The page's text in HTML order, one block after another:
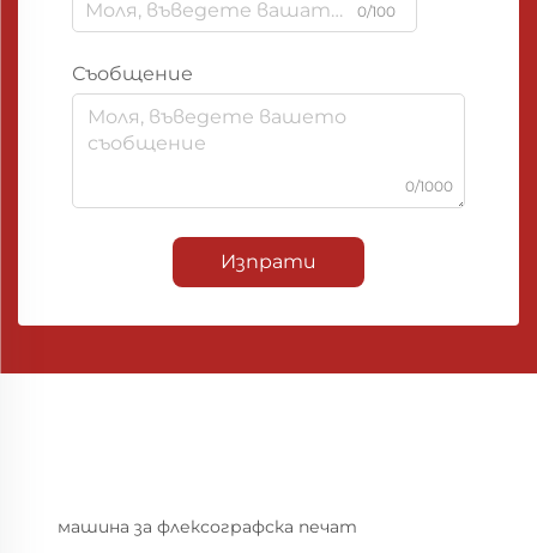
0/100
Съобщение
0/1000
Изпрати
машина за флексографска печат